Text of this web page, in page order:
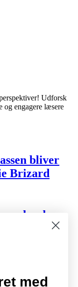
Udforsk
og engagere læsere
bliver
Brizard
dansk
med